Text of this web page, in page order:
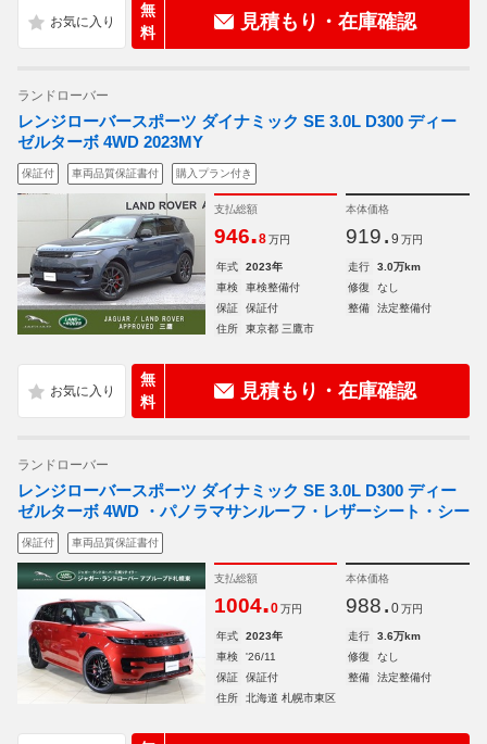
無
料
見積もり・在庫確認
ランドローバー
レンジローバースポーツ ダイナミック SE 3.0L D300 ディー
ゼルターボ 4WD 2023MY
保証付 車両品質保証書付 購入プラン付き
支払総額
946.8 万円
本体価格
919. 9 万円
年式 2023年 走行
3.0万km
車検
車検整備付 修復
なし
保証
保証付 整備
法定整備付
住所
東京都 三鷹市
無
料
見積もり・在庫確認
ランドローバー
レンジローバースポーツ ダイナミック SE 3.0L D300 ディー
ゼルターボ 4WD ・パノラマサンルーフ・レザーシート・シー
保証付 車両品質保証書付
支払総額
1004.0 万円
本体価格
988. 0 万円
年式 2023年 走行
3.6万km
車検
'26/11 修復
なし
保証
保証付 整備
法定整備付
住所
北海道 札幌市東区